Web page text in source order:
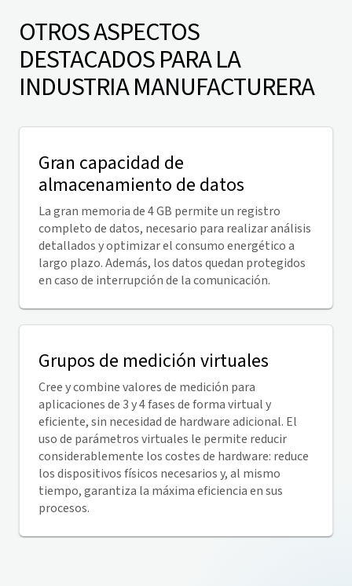
OTROS ASPECTOS
DESTACADOS PARA LA
INDUSTRIA MANUFACTURERA
Gran capacidad de
almacenamiento de datos
La gran memoria de 4 GB permite un registro
completo de datos, necesario para realizar análisis
detallados y optimizar el consumo energético a
largo plazo. Además, los datos quedan protegidos
en caso de interrupción de la comunicación.
Grupos de medición virtuales
Cree y combine valores de medición para
aplicaciones de 3 y 4 fases de forma virtual y
eficiente, sin necesidad de hardware adicional. El
uso de parámetros virtuales le permite reducir
considerablemente los costes de hardware: reduce
los dispositivos físicos necesarios y, al mismo
tiempo, garantiza la máxima eficiencia en sus
procesos.